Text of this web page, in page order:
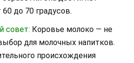
до 70 градусов.
совет: Коровье молоко — не
для молочных напитков.
происхождения